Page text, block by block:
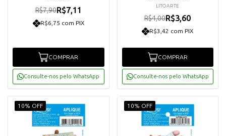
R$7,90R$7,11
R$6,75 com PIX
COMPRAR
Consulte-nos pelo WhatsApp
LITOARTE
R$4,00R$3,60
R$3,42 com PIX
COMPRAR
Consulte-nos pelo WhatsApp
10% OFF 10% OFF